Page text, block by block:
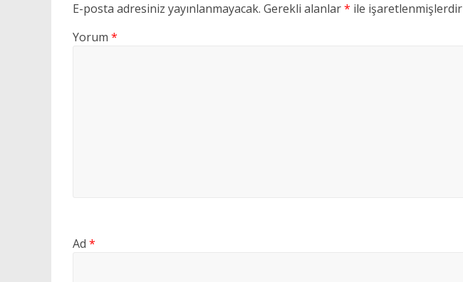
E-posta adresiniz yayınlanmayacak. Gerekli alanlar* ile işaretlenmişlerdir
Yorum *
Ad *